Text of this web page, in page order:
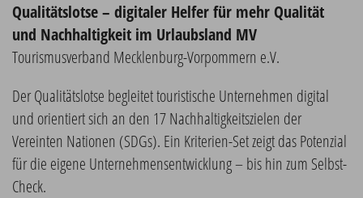
Qualitätslotse – digitaler Helfer für mehr Qualität
und Nachhaltigkeit im Urlaubsland MV
Tourismusverband Mecklenburg-Vorpommern e.V.
Der Qualitätslotse begleitet touristische Unternehmen digital
und orientiert sich an den 17 Nachhaltigkeitszielen der
Vereinten Nationen (SDGs). Ein Kriterien-Set zeigt das Potenzial
für die eigene Unternehmensentwicklung – bis hin zum Selbst-
Check.